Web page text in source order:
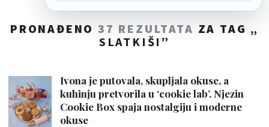
PRONAĐENO37 REZULTATA ZA TAG „
SLATKIŠI ”
Ivona je putovala, skupljala okuse, a
kuhinju pretvorila u ‘cookie lab’. Njezin
Cookie Box spaja nostalgiju i moderne
okuse